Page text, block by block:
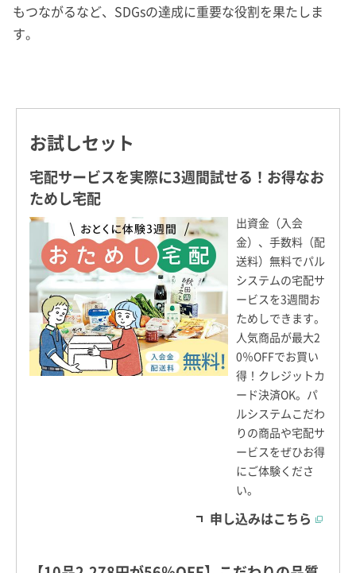
もつながるなど、SDGsの達成に重要な役割を果たしま
す。
お試しセット
宅配サービスを実際に3週間試せる！お得なお
ためし宅配
出資金（入会
金）、手数料（配
送料）無料でパル
システムの宅配サ
ービスを3週間お
ためしできます。
人気商品が最大2
0％OFFでお買い
得！クレジットカ
ード決済OK。パ
ルシステムこだわ
りの商品や宅配サ
ービスをぜひお得
にご体験くださ
い。
申し込みはこちら